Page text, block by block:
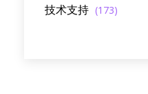
技术支持 (173)